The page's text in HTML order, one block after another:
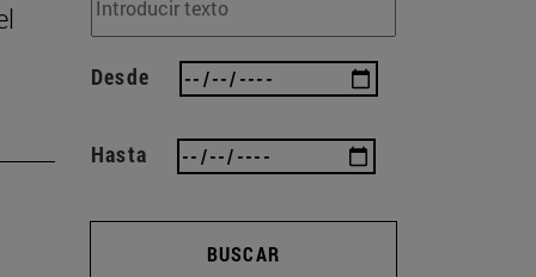
Desde
Hasta
BUSCAR